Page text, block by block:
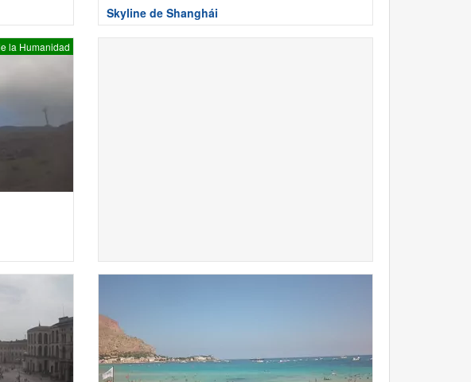
Skyline de Shanghái
la Humanidad